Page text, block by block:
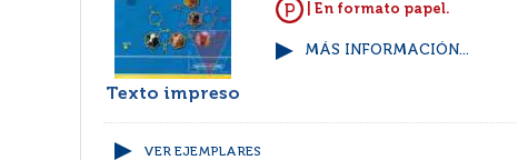
Texto impreso
| En formato papel.
MÁS INFORMACIÓN...
VER EJEMPLARES